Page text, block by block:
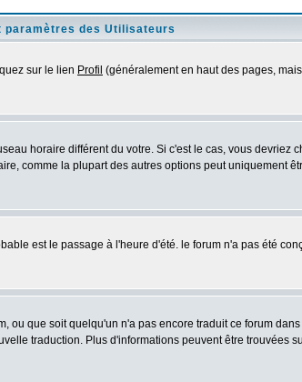
paramètres des Utilisateurs
sur le lien Profil (généralement en haut des pages,
horaire différent du votre. Si c'est le cas, vous
comme la plupart des autres options peut uniquement
est le passage à l'heure d'été. le forum n'a pas été
que soit quelqu'un n'a pas encore traduit ce forum
traduction. Plus d'informations peuvent être trouvées